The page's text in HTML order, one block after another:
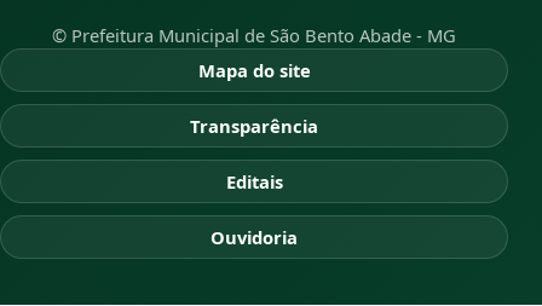
© Prefeitura Municipal de São Bento Abade - MG
Mapa do site
Transparência
Editais
Ouvidoria